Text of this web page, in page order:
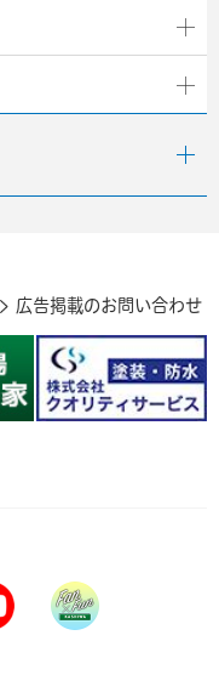
広告掲載のお問い合わせ